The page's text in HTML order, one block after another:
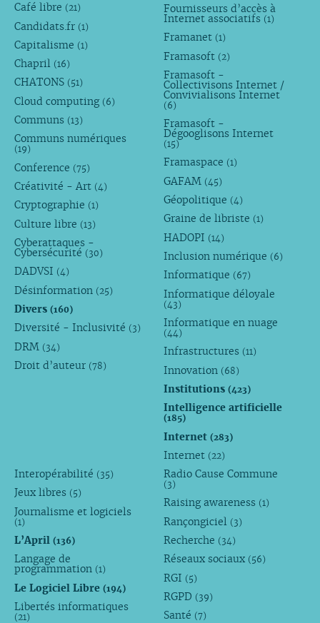
Café libre (21)
Candidats.fr (1)
Capitalisme (1)
Chapril (16)
CHATONS (51)
Cloud computing (6)
Communs (13)
Communs numériques
(19)
Conference (75)
Créativité - Art (4)
Cryptographie (1)
Culture libre (13)
Cyberattaques -
Cybersécurité (30)
DADVSI (4)
Désinformation (25)
Divers (160)
Diversité - Inclusivité (3)
DRM (34)
Droit d’auteur (78)
Fournisseurs d’accès à
Internet associatifs (1)
Framanet (1)
Framasoft (2)
Framasoft -
Collectivisons Internet /
Convivialisons Internet
(6)
Framasoft -
Dégooglisons Internet
(15)
Framaspace (1)
GAFAM (45)
Géopolitique (4)
Graine de libriste (1)
HADOPI (14)
Inclusion numérique (6)
Informatique (67)
Informatique déloyale
(43)
Informatique en nuage
(44)
Infrastructures (11)
Innovation (68)
Institutions(423)
Intelligence artificielle
(185)
Internet(283)
Internet (22)
Interopérabilité (35)
Jeux libres (5)
Journalisme et logiciels
(1)
L’April (136)
Langage de
programmation (1)
Le Logiciel Libre (194)
Libertés informatiques
(21)
Radio Cause Commune
(3)
Raising awareness (1)
Rançongiciel (3)
Recherche (34)
Réseaux sociaux (56)
RGI (5)
RGPD (39)
Santé (7)